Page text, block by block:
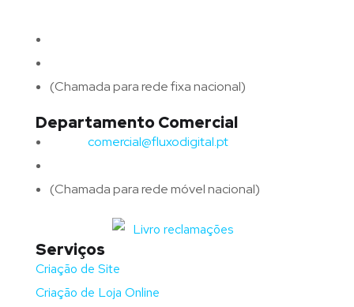
(Chamada para rede fixa nacional)
Departamento Comercial
comercial@fluxodigital.pt
(Chamada para rede móvel nacional)
Serviços
Criação de Site
Criação de Loja Online